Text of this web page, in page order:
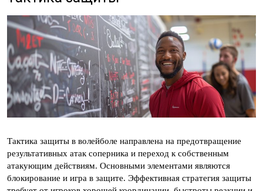
Тактика защиты в волейболе направлена на предотвращение
результативных атак соперника и переход к собственным
атакующим действиям. Основными элементами являются
блокирование и игра в защите. Эффективная стратегия защиты